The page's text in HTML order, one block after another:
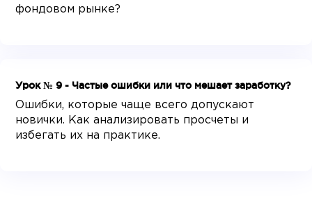
фондовом рынке?
Урок № 9 - Частые ошибки или что мешает заработку?
Ошибки, которые чаще всего допускают
новички. Как анализировать просчеты и
избегать их на практике.